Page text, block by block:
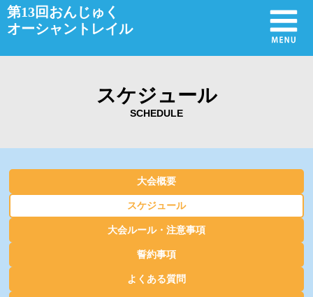
第13回おんじゅく
オーシャントレイル
スケジュール
SCHEDULE
大会概要
スケジュール
大会ルール・注意事項
誓約事項
よくある質問